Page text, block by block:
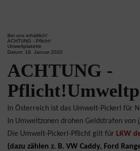
Bei uns erhältlich!
ACHTUNG - Pflicht!
Umweltplakette
Datum: 19. Januar 2020
ACHTUNG -
In Österreich ist das Umwelt-Pickerl für
In Umweltzonen drohen Geldstrafen von
Die Umwelt-Pickerl-Pflicht gilt für LKW
(dazu zählen z. B. VW Caddy, Ford